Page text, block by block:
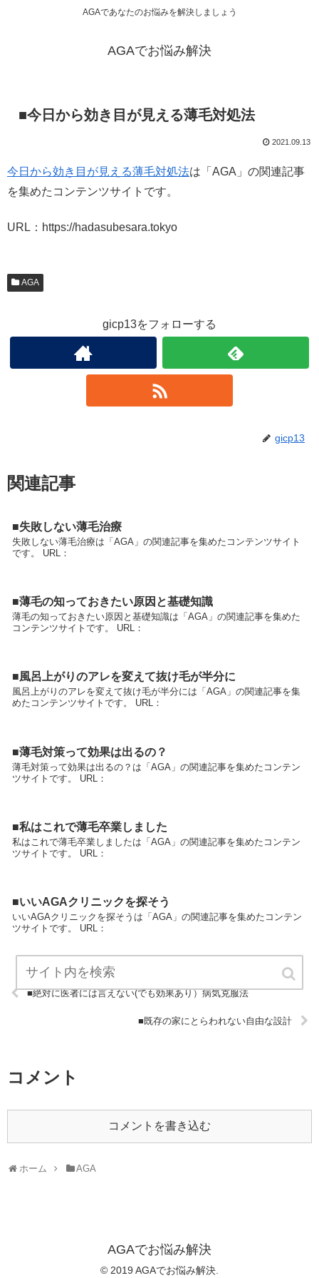
AGAであなたのお悩みを解決しましょう
AGAでお悩み解決
■今日から効き目が見える薄毛対処法
2021.09.13
今日から効き目が見える薄毛対処法は「AGA」の関連記事
を集めたコンテンツサイトです。
URL：https://hadasubesara.tokyo
AGA
gicp13をフォローする
gicp13
関連記事
■失敗しない薄毛治療
失敗しない薄毛治療は「AGA」の関連記事を集めたコンテンツサイト
です。 URL：
■薄毛の知っておきたい原因と基礎知識
薄毛の知っておきたい原因と基礎知識は「AGA」の関連記事を集めた
コンテンツサイトです。 URL：
■風呂上がりのアレを変えて抜け毛が半分に
風呂上がりのアレを変えて抜け毛が半分には「AGA」の関連記事を集
めたコンテンツサイトです。 URL：
■薄毛対策って効果は出るの？
薄毛対策って効果は出るの？は「AGA」の関連記事を集めたコンテン
ツサイトです。 URL：
■私はこれで薄毛卒業しました
私はこれで薄毛卒業しましたは「AGA」の関連記事を集めたコンテン
ツサイトです。 URL：
■いいAGAクリニックを探そう
いいAGAクリニックを探そうは「AGA」の関連記事を集めたコンテン
ツサイトです。 URL：
■絶対に医者には言えない(でも効果あり）病気克服法
■既存の家にとらわれない自由な設計
コメント
コメントを書き込む
ホーム AGA
AGAでお悩み解決
© 2019 AGAでお悩み解決.